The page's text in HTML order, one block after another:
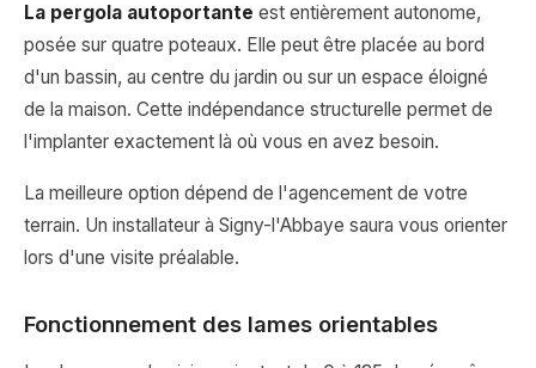
La pergola autoportante est entièrement autonome,
posée sur quatre poteaux. Elle peut être placée au bord
d'un bassin, au centre du jardin ou sur un espace éloigné
de la maison. Cette indépendance structurelle permet de
l'implanter exactement là où vous en avez besoin.
La meilleure option dépend de l'agencement de votre
terrain. Un installateur à Signy-l'Abbaye saura vous orienter
lors d'une visite préalable.
Fonctionnement des lames orientables